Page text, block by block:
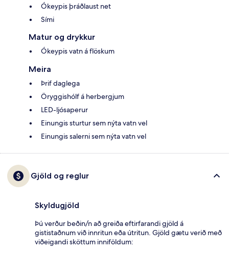
Ókeypis þráðlaust net
Sími
Matur og drykkur
Ókeypis vatn á flöskum
Meira
Þrif daglega
Öryggishólf á herbergjum
LED-ljósaperur
Einungis sturtur sem nýta vatn vel
Einungis salerni sem nýta vatn vel
Gjöld og reglur
Skyldugjöld
Þú verður beðin/n að greiða eftirfarandi gjöld á
gististaðnum við innritun eða útritun. Gjöld gætu verið með
viðeigandi sköttum inniföldum: